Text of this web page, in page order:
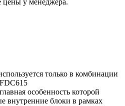
только в комбинации
особенность которой
внутренние блоки в рамках